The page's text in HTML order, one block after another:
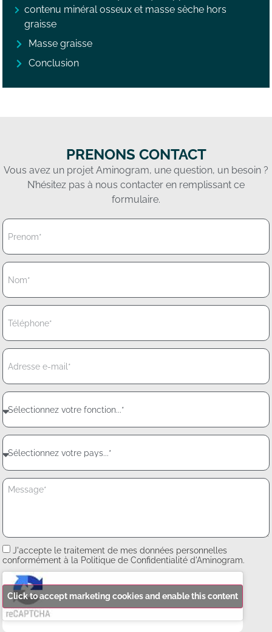
contenu minéral osseux et masse sèche hors
graisse
Masse graisse
Conclusion
PRENONS CONTACT
Vous avez un projet Aminogram, une question, un besoin ?
N’hésitez pas à nous contacter en remplissant ce
formulaire.
J'accepte le traitement de mes données personnelles
conformément à la Politique de Confidentialité d'Aminogram.
Click to accept marketing cookies and enable this content